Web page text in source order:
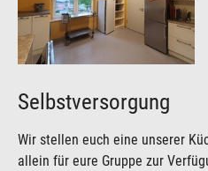
Selbstversorgung
Wir stellen euch eine unserer
allein für eure Gruppe zur